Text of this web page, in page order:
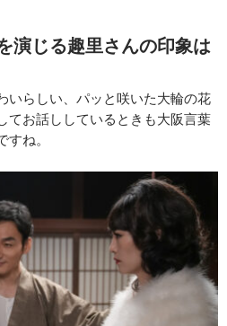
演じる趣里さんの印象は
らしい、パッと咲いた大輪の花
てお話ししているときも大阪言葉
ね。